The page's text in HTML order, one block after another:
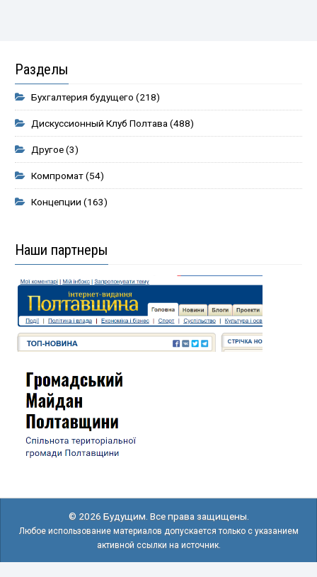
Разделы
Бухгалтерия будущего (218)
Дискуссионный Клуб Полтава (488)
Другое(3)
Компромат(54)
Концепции (163)
Наши партнеры
© 2026 Будущим. Все права защищены.
Любое использование материалов допускается только с указанием
активной ссылки на источник.